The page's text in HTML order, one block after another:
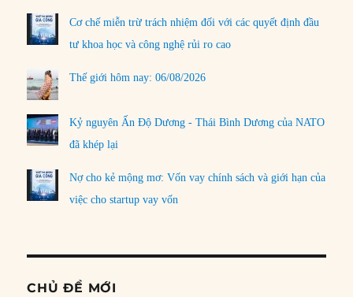
Cơ chế miễn trừ trách nhiệm đối với các quyết định đầu
tư khoa học và công nghệ rủi ro cao
Thế giới hôm nay: 06/08/2026
Kỷ nguyên Ấn Độ Dương - Thái Bình Dương của NATO
đã khép lại
Nợ cho kẻ mộng mơ: Vốn vay chính sách và giới hạn của
việc cho startup vay vốn
CHỦ ĐỀ MỚI